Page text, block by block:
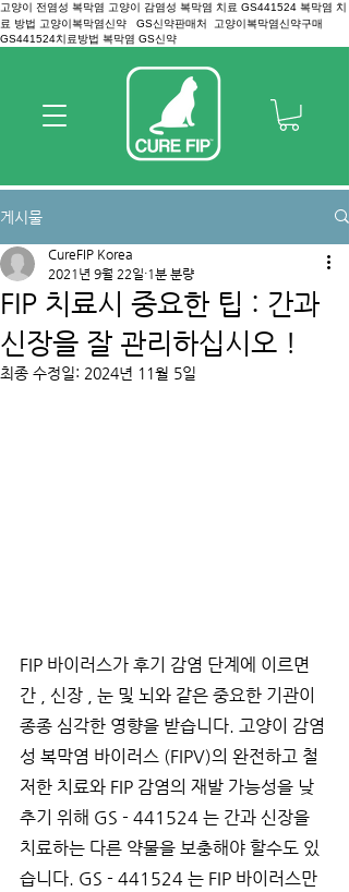
고양이 전염성 복막염 고양이 감염성 복막염 치료 GS441524 복막염 치
료 방법 고양이복막염신약 GS신약판매처 고양이복막염신약구매
GS441524치료방법 복막염 GS신약
게시물
FIP 치료시 중요한 팁 : 간과
신장을 잘 관리하십시오 !
CureFIP Korea
2021년 9월 22일 1분 분량
최종 수정일: 2024년 11월 5일
FIP 바이러스가 후기 감염 단계에 이르면
간 , 신장 , 눈 및 뇌와 같은 중요한 기관이
종종 심각한 영향을 받습니다. 고양이 감염
성 복막염 바이러스 (FIPV)의 완전하고 철
저한 치료와 FIP 감염의 재발 가능성을 낮
추기 위해 GS - 441524 는 간과 신장을
치료하는 다른 약물을 보충해야 할수도 있
습니다. GS - 441524 는 FIP 바이러스만